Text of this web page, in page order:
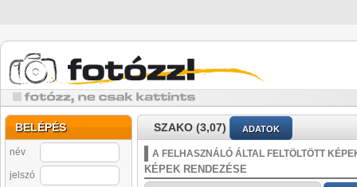
BELÉPÉS
név
jelszó
SZAKO (3,07) ADATOK
A FELHASZNÁLÓ ÁLTAL FELTÖLTÖTT
KÉPEK RENDEZÉSE